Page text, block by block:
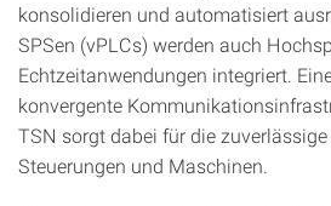
konsolidieren und automatisiert
SPSen (vPLCs) werden auch
Echtzeitanwendungen integriert.
konvergente
TSN sorgt dabei für die
Steuerungen und Maschinen.